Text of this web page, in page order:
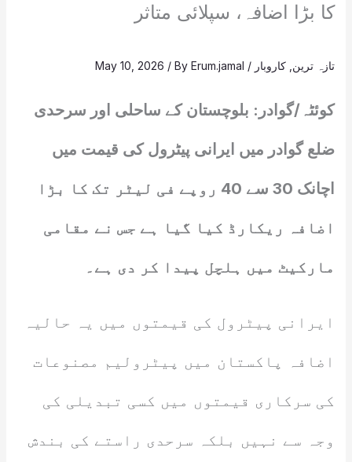
کا بڑا اضافہ، سپلائی متاثر
تازہ ترین کاروبار /
May 10, 2026 / ByErum.jamal
کوئٹہ/گوادر: بلوچستان کے ساحلی اور سرحدی
ضلع گوادر میں ایرانی پیٹرول کی قیمت میں
اچانک 30 سے 40 روپے فی لیٹر تک کا بڑا
اضافہ ریکارڈ کیا گیا ہے جس نے مقامی
مارکیٹ میں ہلچل پیدا کر دی ہے۔
ایرانی پیٹرول کی قیمتوں میں یہ حالیہ
اضافہ پاکستان میں پیٹرولیم مصنوعات
کی سرکاری قیمتوں میں کسی تبدیلی کی
وجہ سے نہیں بلکہ سرحدی راستے کی بندش